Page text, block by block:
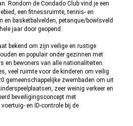
Rondom de Condado Club vind je een
een fitnessruimte, tennis- en
en basketbalvelden, petanque/bowlsveld
jaar door geopend.
bekend om zijn veilige en rustige
en populair onder gezinnen met
en bewoners van alle nationaliteiten.
veel ruimte voor de kinderen om veilig
gemeenschappelijke zwembaden om uit
zeer weinig verkeer en
beveiligingsconcept met
en ID-controle bij de